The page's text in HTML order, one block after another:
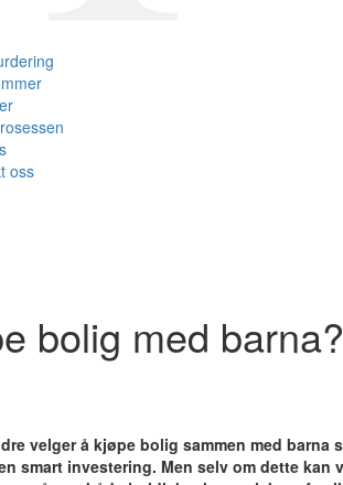
oss
bolig med
velger å kjøpe bolig sammen med
smart investering. Men selv om dette